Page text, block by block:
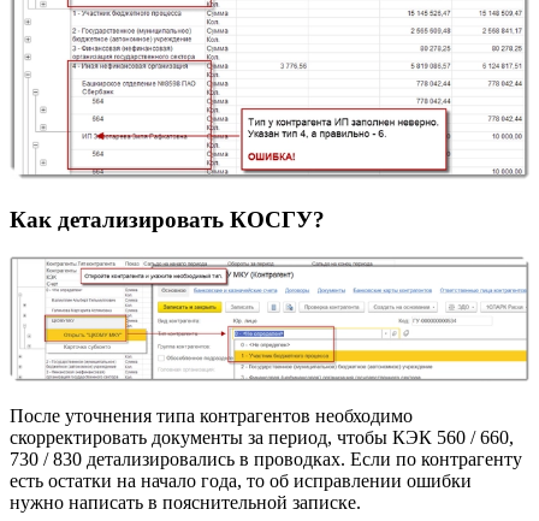
Как детализировать КОСГУ?
После уточнения типа контрагентов необходимо
скорректировать документы за период, чтобы КЭК 560 / 660,
730 / 830 детализировались в проводках. Если по контрагенту
есть остатки на начало года, то об исправлении ошибки
нужно написать в пояснительной записке.